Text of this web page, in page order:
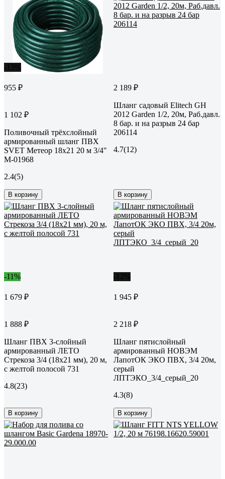
955 ₽
1 102 ₽
Поливочный трёхслойный
армированный шланг ПВХ
SVET Метеор 18х21 20 м 3/4"
М-01968
2.4(5)
В корзину
2 189 ₽
Шланг садовый Elitech GH
2012 Garden 1/2, 20м, Раб.давл.
8 бар. и на разрыв 24 бар
206114
4.7(12)
В корзину
-11%
1 679 ₽
1 888 ₽
Шланг ПВХ 3-слойный
армированный ЛЕТО
Стрекоза 3/4 (18х21 мм), 20 м,
с желтой полосой 731
4.8(23)
В корзину
1 945 ₽
2 218 ₽
Шланг пятислойный
армированный НОВЭМ
ЛапотОК ЭКО ПВХ, 3/4 20м,
серый
ЛПТЭКО_3/4_серый_20
4.3(8)
В корзину